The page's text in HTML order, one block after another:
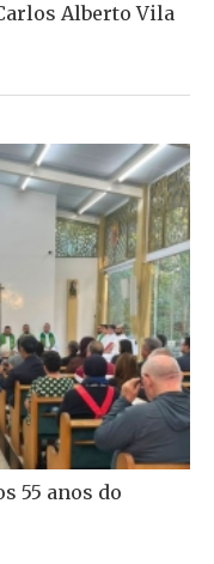
Alberto Vila
55 anos do